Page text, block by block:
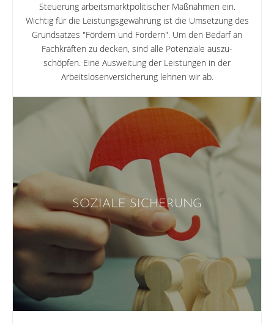
Steuerung arbeitsmarktpolitischer Maßnahmen ein.
Wichtig für die Leistungs­gewährung ist die Umsetzung des
Grundsatzes "Fördern und Fordern". Um den Bedarf an
Fachkräften zu decken, sind alle Potenziale auszu­
schöpfen. Eine Ausweitung der Leistungen in der
Arbeitslosenver­sicherung lehnen wir ab.
SOZIALE SICHERUNG